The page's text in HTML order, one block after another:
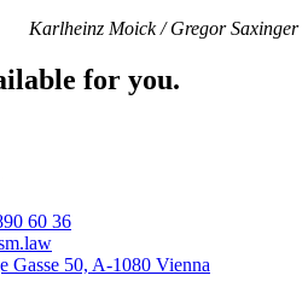
Karlheinz Moick / Gregor Saxinger
for you.
60 36
Gasse 50, A-1080 Vienna